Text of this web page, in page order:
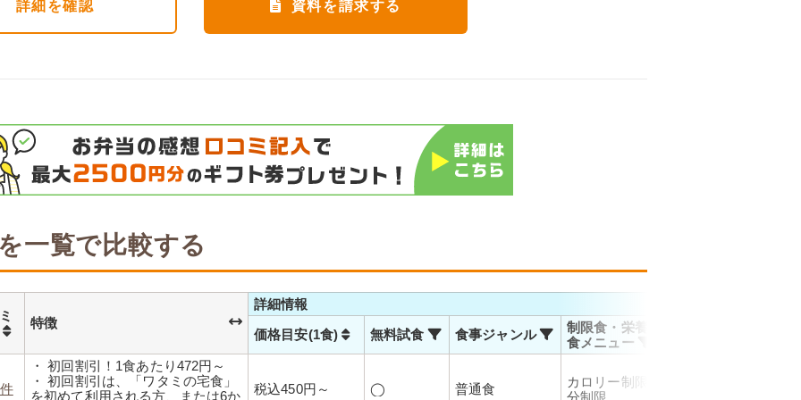
詳細 を確認 資料を請求する
一覧で比較する
特徴
詳細情報
価格目安(1食)
無料試食 食事ジャンル
制限食・栄養調整
食メニュー
・ 初回割引！1食あたり472円～
・ 初回割引は、「ワタミの宅食」
を初めて利用される方、または6か
税込450円～ ◯ 普通食
カロリー制限、塩
分制限